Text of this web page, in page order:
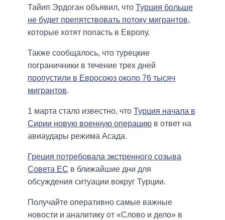
Тайип Эрдоган объявил, что Турция больше
не будет препятствовать потоку мигрантов,
которые хотят попасть в Европу.
Также сообщалось, что турецкие
пограничники в течение трех дней
пропустили в Евросоюз около 76 тысяч
мигрантов.
1 марта стало известно, что Турция начала в
Сирии новую военную операцию в ответ на
авиаудары режима Асада.
Греция потребовала экстренного созыва
Совета ЕС в ближайшие дни для
обсуждения ситуации вокруг Турции.
Получайте оперативно самые важные
новости и аналитику от «Слово и дело» в